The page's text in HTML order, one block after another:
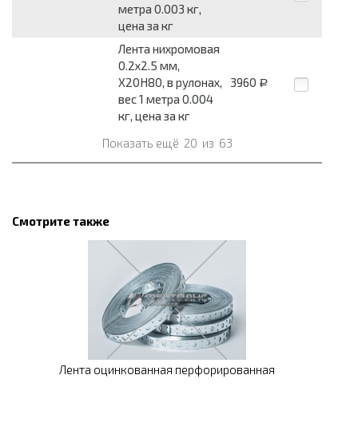
метра 0.003 кг,
цена за кг
Лента нихромовая
0.2x2.5 мм,
Х20Н80, в рулонах,
вес 1 метра 0.004
кг, цена за кг
3960 Р
Показать ещё 20 из 63
Смотрите также
Лента оцинкованная перфорированная